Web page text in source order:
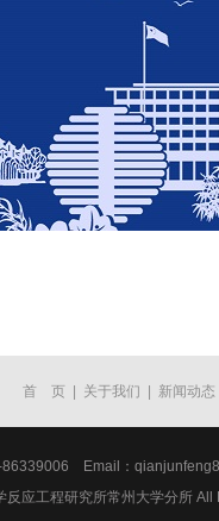
首 页 关于我们 新闻动态
Email：
反应工程研究所常州大学分所